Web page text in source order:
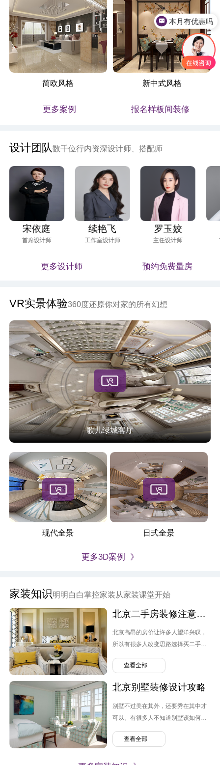
简欧风格 新中式风格
更多案例 报名样板间装修
设计团队数千位行内资深设计师、搭配师
宋依庭
首席设计师
续艳飞
工作室设计师
罗玉姣
主任设计师
更多设计师 预约免费量房
VR实景体验360度还原你对家的所有幻想
歌儿绿城客厅
现代全景 日式全景
更多3D案例 》
家装知识明明白白掌控家装从家装课堂开始
北京二手房装修注意要点
北京高昂的房价让许多人望洋兴叹，
所以有很多人改变思路选择买二手
修设计可能并不是自己喜欢的风格，
二手房装修需要注意哪几点呢？
查看全部
北京别墅装修设计攻略
别墅不过美在其外，还要秀在其中才
可以。有很多人不知道别墅该如何装
修设计需要注意什么呢？有哪些问题
查看全部
本月有优惠吗